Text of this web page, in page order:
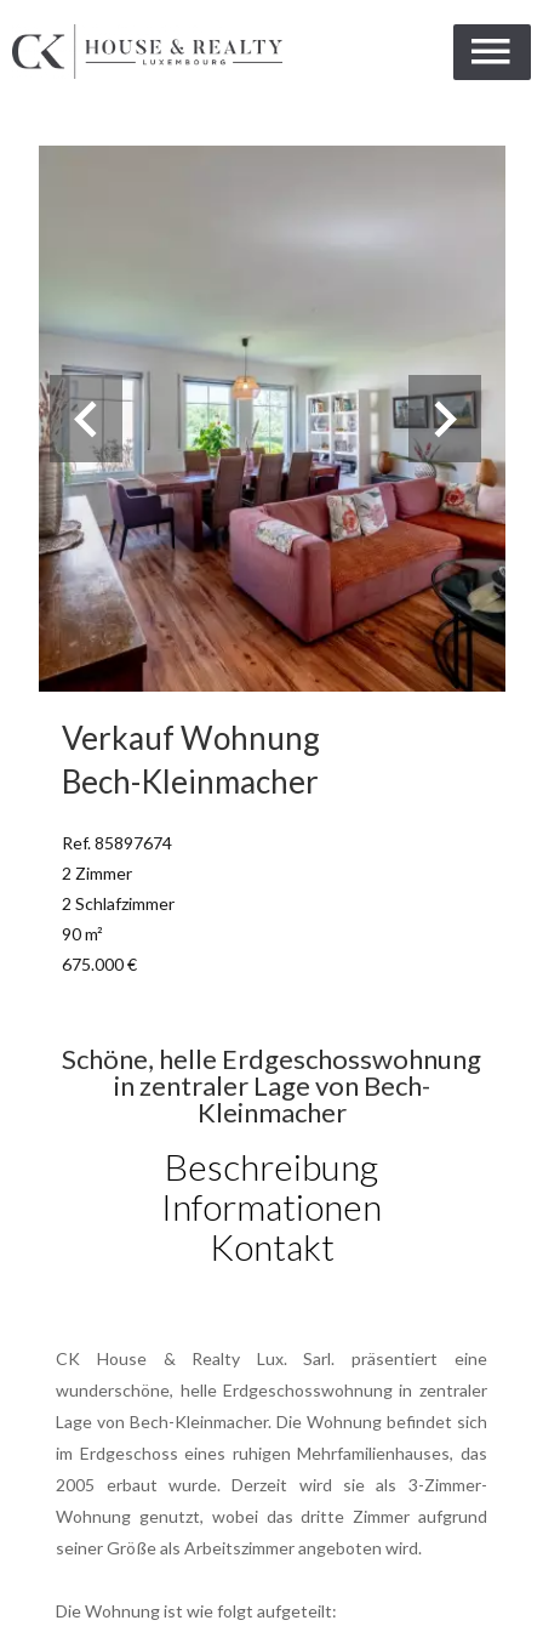
Verkauf Wohnung
Bech-Kleinmacher
Ref. 85897674
2 Zimmer
2 Schlafzimmer
90 m²
675.000 €
Schöne, helle Erdgeschosswohnung
in zentraler Lage von Bech-
Kleinmacher
Beschreibung
Informationen
Kontakt
CK House & Realty Lux. Sarl. präsentiert eine
wunderschöne, helle Erdgeschosswohnung in zentraler
Lage von Bech-Kleinmacher. Die Wohnung befindet sich
im Erdgeschoss eines ruhigen Mehrfamilienhauses, das
2005 erbaut wurde. Derzeit wird sie als 3-Zimmer-
Wohnung genutzt, wobei das dritte Zimmer aufgrund
seiner Größe als Arbeitszimmer angeboten wird.
Die Wohnung ist wie folgt aufgeteilt: